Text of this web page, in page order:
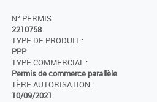
N° PERMIS
2210758
TYPE DE PRODUIT :
PPP
TYPE COMMERCIAL :
Permis de commerce parallèle
1ÈRE AUTORISATION :
10/09/2021